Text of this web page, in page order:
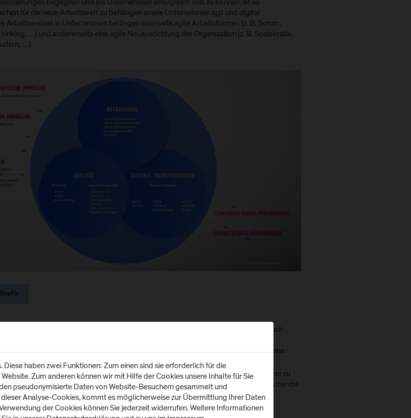
für die neue Arbeitswelt zu befähigen sowie Unternehmen agil und digital
Arbeitsweisen in Unternehmen bedingen einerseits agile Arbeitsformen (z. B. Scrum,
…) und andererseits eine agile Neuausrichtung der Organisation (z. B. Soziokratie,
…).
ist es im digitalen Zeitalter notwendig, eine digitale Transformation sowohl nach
außen in unterschiedlicher Ausprägung zu implementieren – Big Data, Artificial
um nur einige zu nennen. Dies benötigt wiederum eine agile Arbeitsweise.
erfordert einerseits eine Befähigung der Mitarbeiter*innen zu
und Eigeninitiative (psychologisches Empowerment), andererseits entsprechende
(strukturelles Empowerment).
haben zwei Funktionen: Zum einen sind sie erforderlich für die
Zum anderen können wir mit Hilfe der Cookies unsere Inhalte für Sie
pseudonymisierte Daten von Website-Besuchern gesammelt und
Analyse-Cookies, kommt es möglicherweise zur Übermittlung Ihrer Daten
der Cookies können Sie jederzeit widerrufen. Weitere Informationen